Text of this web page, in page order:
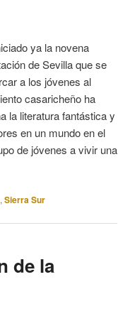
ya la novena
de Sevilla que se
a los jóvenes al
casaricheño ha
la literatura fantástica y
en un mundo en el
de jóvenes a vivir una
, Sierra Sur
de la